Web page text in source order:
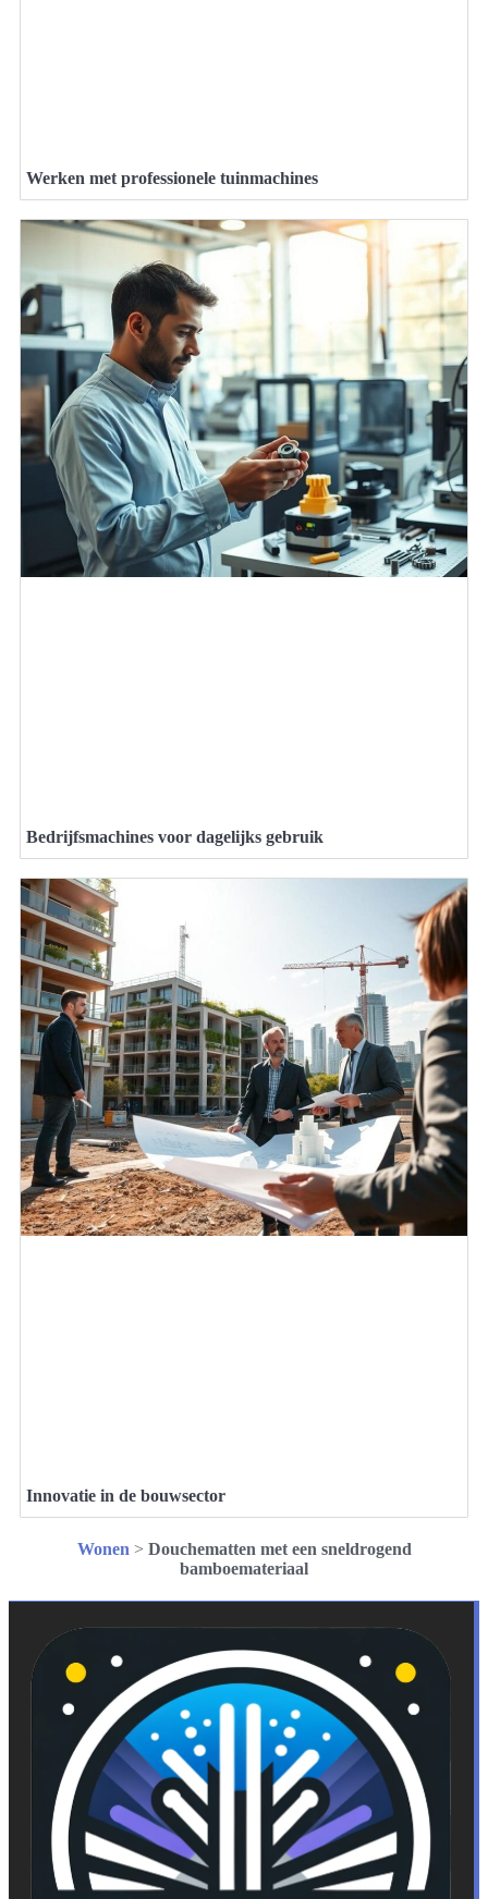
Werken met professionele tuinmachines
Bedrijfsmachines voor dagelijks gebruik
Innovatie in de bouwsector
Wonen > Douchematten met een sneldrogend
bamboemateriaal